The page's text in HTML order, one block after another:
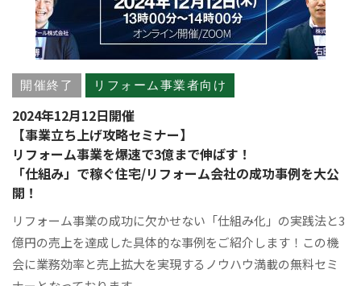
開催終了 リフォーム事業者向け
2024年12月12日開催
【事業立ち上げ攻略セミナー】
リフォーム事業を爆速で3億まで伸ばす！
「仕組み」で稼ぐ住宅/リフォーム会社の成功事例を大公
開！
リフォーム事業の成功に欠かせない「仕組み化」の実践法と3
億円の売上を達成した具体的な事例をご紹介します！この機
会に業務効率と売上拡大を実現するノウハウ満載の無料セミ